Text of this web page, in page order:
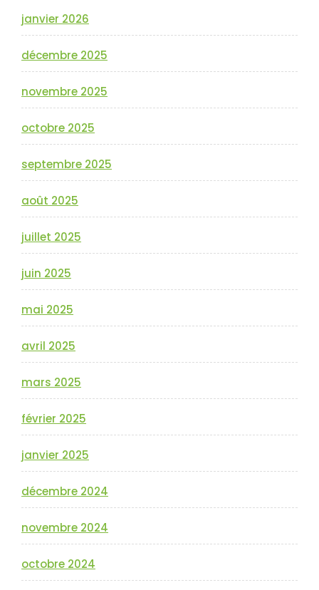
janvier 2026
décembre 2025
novembre 2025
octobre 2025
septembre 2025
août 2025
juillet 2025
juin 2025
mai 2025
avril 2025
mars 2025
février 2025
janvier 2025
décembre 2024
novembre 2024
octobre 2024